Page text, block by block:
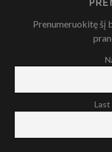
Prenumeruokitę šį
Last